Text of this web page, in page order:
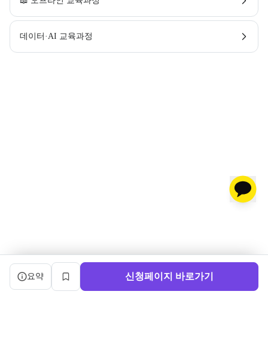
데이터·AI 교육과정
캠프 요약 정보와 상세 도우미, 북마크, 신청 버튼을 제공한다.
요약
북마크 신청페이지 바로가기